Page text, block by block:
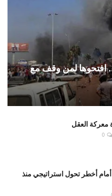
افتحوها لمن وقف مع
معركة العقل
0
أخطر تحول استراتيجي منذ